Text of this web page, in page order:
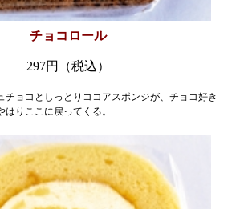
チョコロール
297円（税込）
チョコとしっとりココアスポンジが、チョコ好き
りここに戻ってくる。